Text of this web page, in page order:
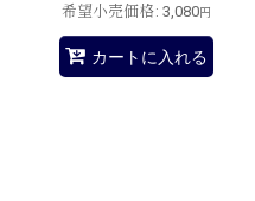
希望小売価格: 3,080円
カートに入れる